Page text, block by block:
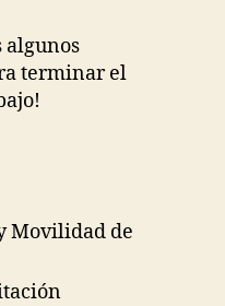
algunos
terminar el
Movilidad de